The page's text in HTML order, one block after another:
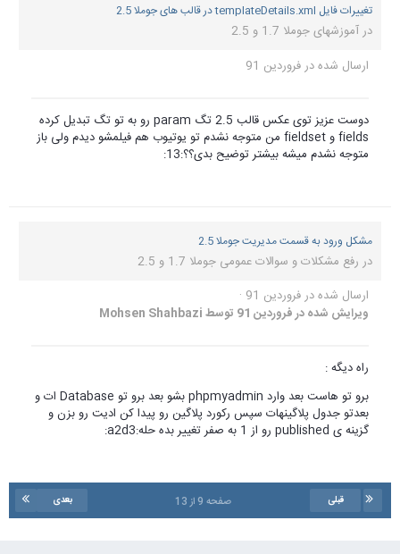
تغییرات فایل templateDetails.xml در قالب های جوملا 2.5
درآموزشهای جوملا 1.7 و 2.5
ارسال شده درفروردین 91
دوست عزیز توی عکس قالب 2.5 تگ param رو به تو تگ تبدیل کرده
fields و fieldset من متوجه نشدم تو یوتیوب هم فیلمشو دیدم ولی باز
متوجه نشدم میشه بیشتر توضیح بدی؟؟:13:
مشکل ورود به قسمت مدیریت جوملا 2.5
در رفع مشکلات و سوالات عمومی جوملا 1.7 و 2.5
ارسال شده درفروردین 91
·
ویرایش شده درفروردین 91 توسط Mohsen Shahbazi
راه دیگه :
برو تو هاست بعد وارد phpmyadmin بشو بعد برو تو Database ات و
بعدتو جدول پلاگینهات سپس رکورد پلاگین رو پیدا کن ادیت رو بزن و
گزینه ی published رو از 1 به صفر تغییر بده حله:a2d3:
قبلی بعدی صفحه 9 از 13